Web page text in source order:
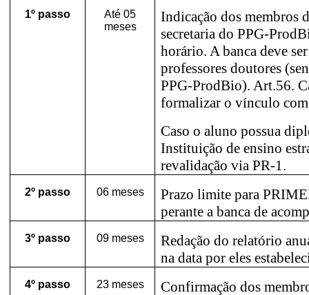
1º passo
Até 05
meses
Indicação dos membros
secretaria do PPG-
horário. A banca deve
professores doutores
PPG-ProdBio). Art.56.
formalizar o vínculo
Caso o aluno possua
Instituição de ensino
revalidação via PR-1.
2º passo 06 meses
Prazo limite para
perante a banca de
3º passo 09 meses
Redação do relatório
na data por eles
4º passo 23 meses
Confirmação dos